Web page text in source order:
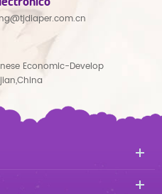
Economic-Develop